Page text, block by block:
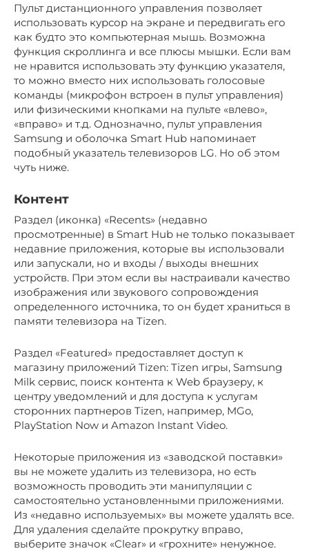
Пульт дистанционного управления позволяет
использовать курсор на экране и передвигать его
как будто это компьютерная мышь. Возможна
функция скроллинга и все плюсы мышки. Если вам
не нравится использовать эту функцию указателя,
то можно вместо них использовать голосовые
команды (микрофон встроен в пульт управления)
или физическими кнопками на пульте «влево»,
«вправо» и т.д. Однозначно, пульт управления
Samsung и оболочка Smart Hub напоминает
подобный указатель телевизоров LG. Но об этом
чуть ниже.
Контент
Раздел (иконка) «Recents» (недавно
просмотренные) в Smart Hub не только показывает
недавние приложения, которые вы использовали
или запускали, но и входы / выходы внешних
устройств. При этом если вы настраивали качество
изображения или звукового сопровождения
определенного источника, то он будет храниться в
памяти телевизора на Tizen.
Раздел «Featured» предоставляет доступ к
магазину приложений Tizen: Tizen игры, Samsung
Milk сервис, поиск контента к Web браузеру, к
центру уведомлений и для доступа к услугам
сторонних партнеров Tizen, например, MGo,
PlayStation Now и Amazon Instant Video.
Некоторые приложения из «заводской поставки»
вы не можете удалить из телевизора, но есть
возможность проводить эти манипуляции с
самостоятельно установленными приложениями.
Из «недавно используемых» вы можете удалять все.
Для удаления сделайте прокрутку вправо,
выберите значок «Clear» и «грохните» ненужное.